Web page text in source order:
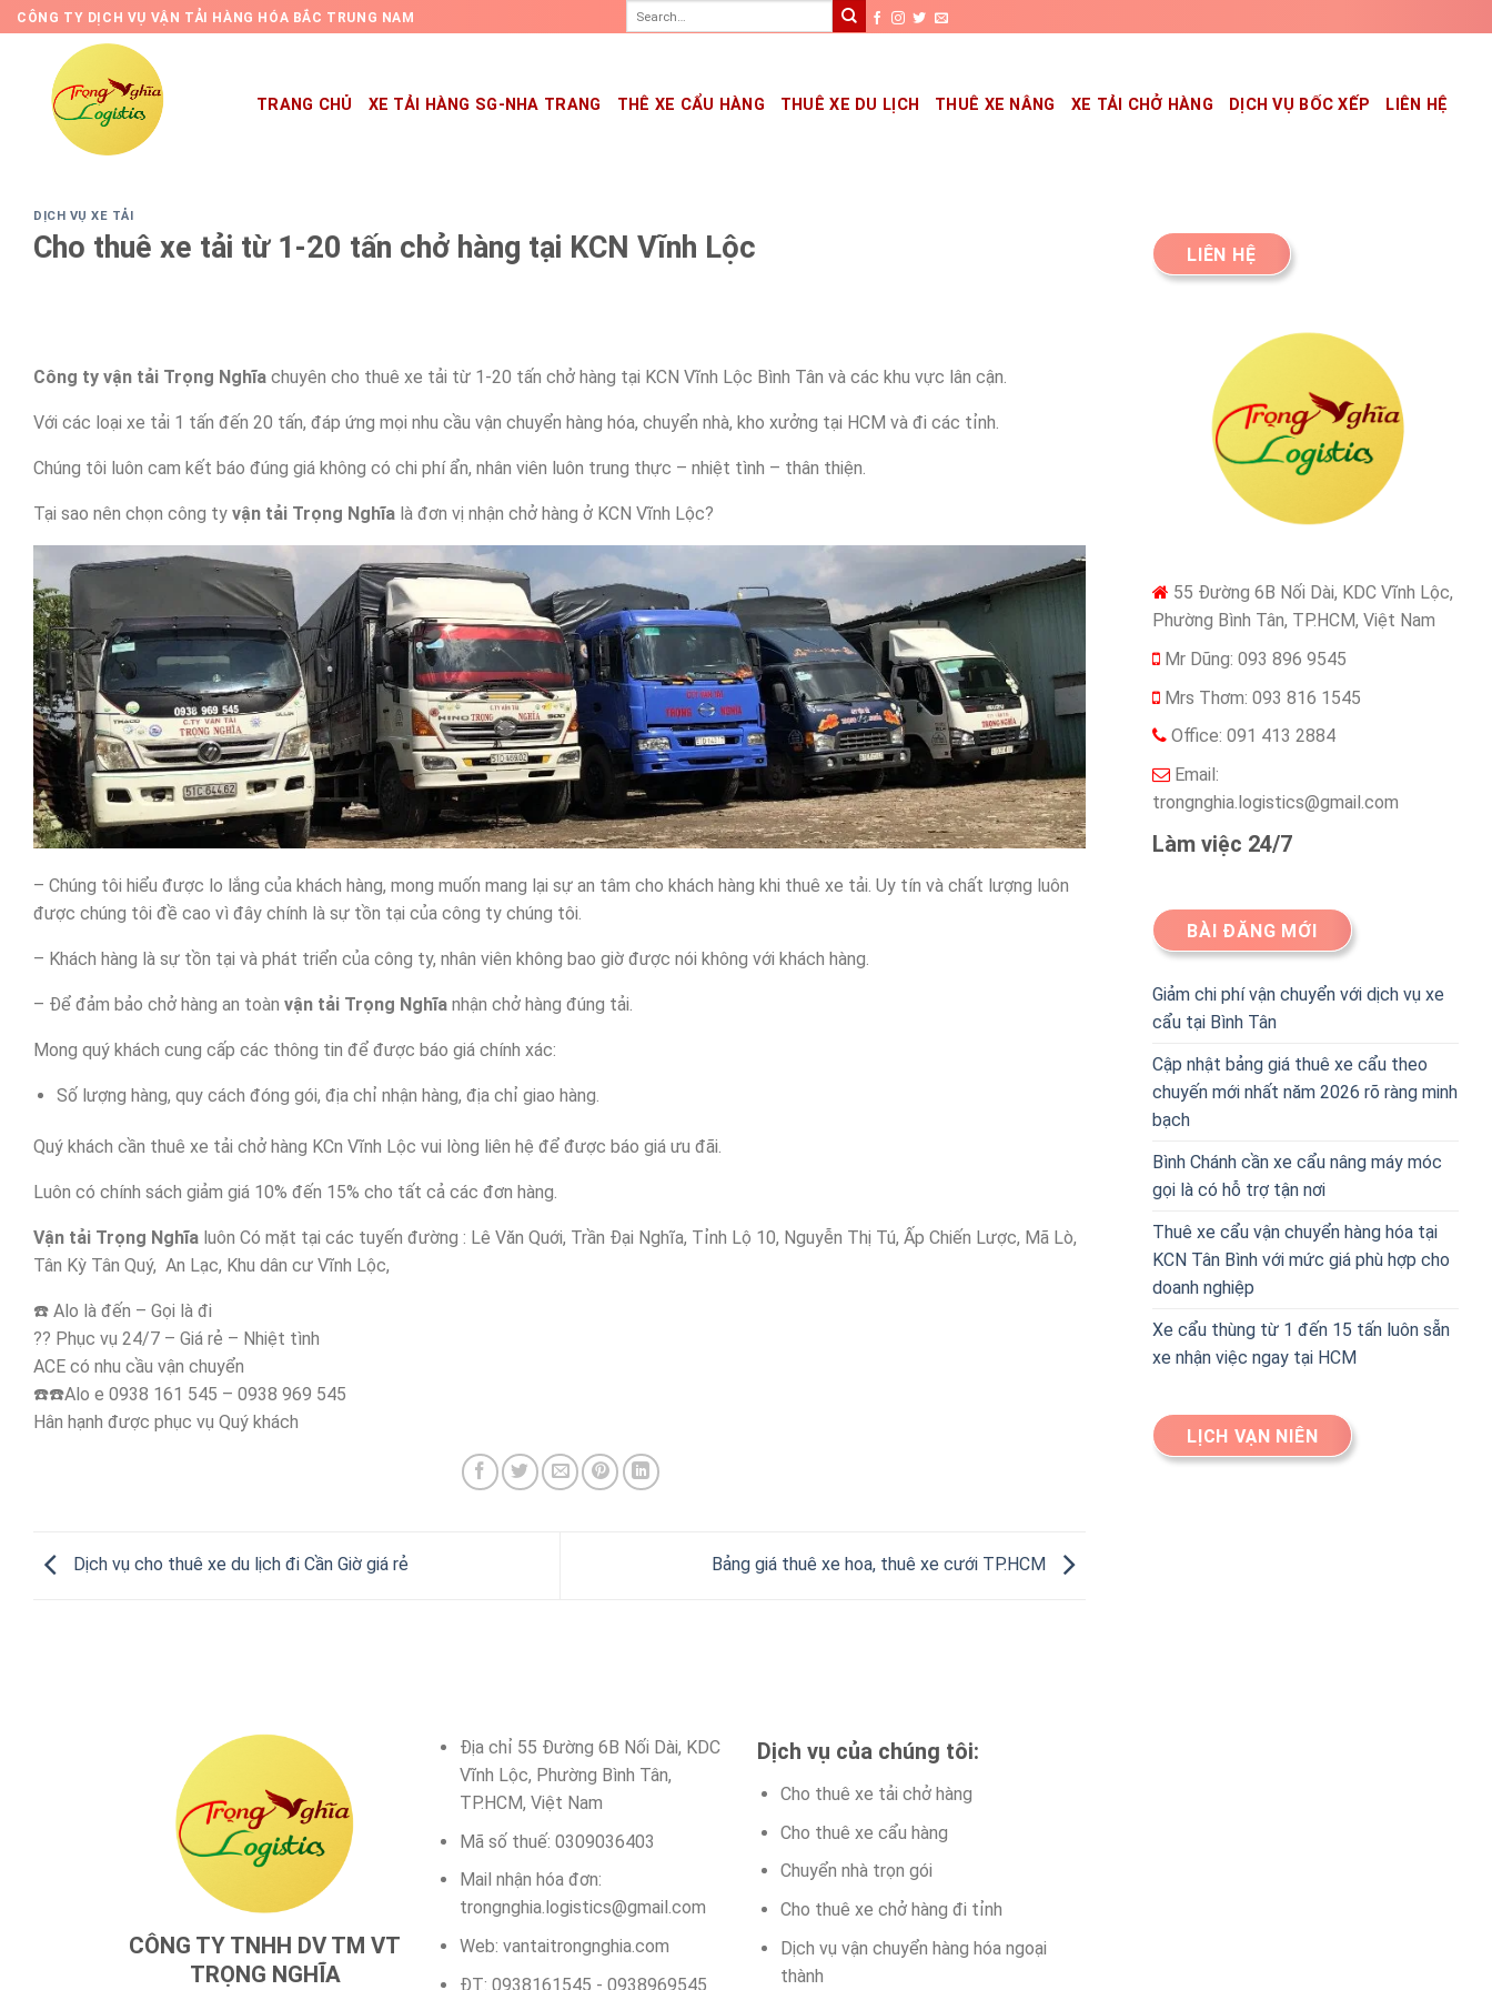
Skip
to
content
CÔNG TY DỊCH VỤ VẬN TẢI HÀNG HÓA BẮC TRUNG NAM
TRANG CHỦ XE TẢI HÀNG SG-NHA TRANG THÊ XE CẨU HÀNG THUÊ XE DU LỊCH THUÊ XE NÂNG XE TẢI CHỞ HÀNG DỊCH VỤ BỐC XẾP LIÊN HỆ
DỊCH VỤ XE TẢI
Cho thuê xe tải từ 1-20 tấn chở hàng tại KCN Vĩnh Lộc
Công ty vận tải Trọng Nghĩa chuyên cho thuê xe tải từ 1-20 tấn chở hàng tại KCN Vĩnh Lộc Bình Tân và các khu vực lân cận.
Với các loại xe tải 1 tấn đến 20 tấn, đáp ứng mọi nhu cầu vận chuyển hàng hóa, chuyển nhà, kho xưởng tại HCM và đi các tỉnh.
Chúng tôi luôn cam kết báo đúng giá không có chi phí ẩn, nhân viên luôn trung thực – nhiệt tình – thân thiện.
Tại sao nên chọn công ty vận tải Trọng Nghĩa là đơn vị nhận chở hàng ở KCN Vĩnh Lộc?
– Chúng tôi hiểu được lo lắng của khách hàng, mong muốn mang lại sự an tâm cho khách hàng khi thuê xe tải. Uy tín và chất lượng luôn
được chúng tôi đề cao vì đây chính là sự tồn tại của công ty chúng tôi.
– Khách hàng là sự tồn tại và phát triển của công ty, nhân viên không bao giờ được nói không với khách hàng.
– Để đảm bảo chở hàng an toàn vận tải Trọng Nghĩa nhận chở hàng đúng tải.
Mong quý khách cung cấp các thông tin để được báo giá chính xác:
Số lượng hàng, quy cách đóng gói, địa chỉ nhận hàng, địa chỉ giao hàng.
Quý khách cần thuê xe tải chở hàng KCn Vĩnh Lộc vui lòng liên hệ để được báo giá ưu đãi.
Luôn có chính sách giảm giá 10% đến 15% cho tất cả các đơn hàng.
Vận tải Trọng Nghĩa luôn Có mặt tại các tuyến đường : Lê Văn Quới, Trần Đại Nghĩa, Tỉnh Lộ 10, Nguyễn Thị Tú, Ấp Chiến Lược, Mã Lò,
Tân Kỳ Tân Quý, An Lạc, Khu dân cư Vĩnh Lộc,
☎️ Alo là đến – Gọi là đi
?? Phục vụ 24/7 – Giá rẻ – Nhiệt tình
ACE có nhu cầu vận chuyển
☎️☎️Alo e 0938 161 545 – 0938 969 545
Hân hạnh được phục vụ Quý khách
Dịch vụ cho thuê xe du lịch đi Cần Giờ giá rẻ Bảng giá thuê xe hoa, thuê xe cưới TP.HCM
LIÊN HỆ
55 Đường 6B Nối Dài, KDC Vĩnh Lộc,
Phường Bình Tân, TP.HCM, Việt Nam
Mr Dũng: 093 896 9545
Mrs Thơm: 093 816 1545
Office: 091 413 2884
Email:
trongnghia.logistics@gmail.com
Làm việc 24/7
BÀI ĐĂNG MỚI
Giảm chi phí vận chuyển với dịch vụ xe
cẩu tại Bình Tân
Cập nhật bảng giá thuê xe cẩu theo
chuyến mới nhất năm 2026 rõ ràng minh
bạch
Bình Chánh cần xe cẩu nâng máy móc
gọi là có hỗ trợ tận nơi
Thuê xe cẩu vận chuyển hàng hóa tại
KCN Tân Bình với mức giá phù hợp cho
doanh nghiệp
Xe cẩu thùng từ 1 đến 15 tấn luôn sẵn
xe nhận việc ngay tại HCM
LỊCH VẠN NIÊN
CÔNG TY TNHH DV TM VT
TRỌNG NGHĨA
Địa chỉ 55 Đường 6B Nối Dài, KDC
Vĩnh Lộc, Phường Bình Tân,
TP.HCM, Việt Nam
Mã số thuế: 0309036403
Mail nhận hóa đơn:
trongnghia.logistics@gmail.com
Web: vantaitrongnghia.com
ĐT: 0938161545 - 0938969545
Dịch vụ của chúng tôi:
Cho thuê xe tải chở hàng
Cho thuê xe cẩu hàng
Chuyển nhà trọn gói
Cho thuê xe chở hàng đi tỉnh
Dịch vụ vận chuyển hàng hóa ngoại
thành